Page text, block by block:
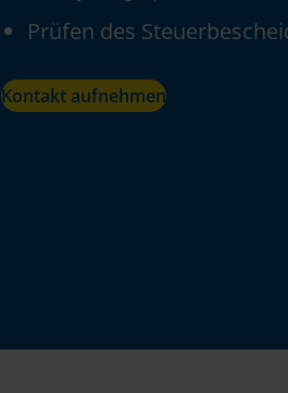
Prüfen des
Kontakt aufnehmen